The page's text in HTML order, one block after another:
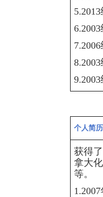
个人简历
获得了
拿大
等。